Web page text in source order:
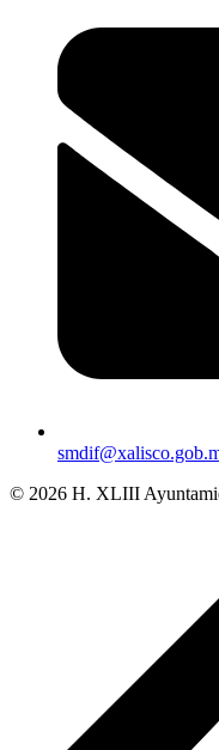
© 2026 H. XLIII